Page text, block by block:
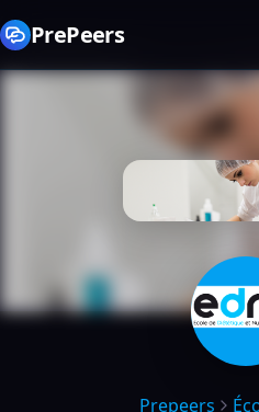
PrePeers
Prepeers